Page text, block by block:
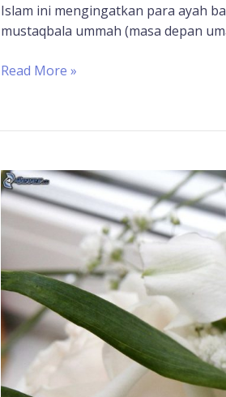
Islam ini mengingatkan para ayah
mustaqbala ummah (masa depan
Read More »
Cara
Menjemput
Restu
Pernikahan